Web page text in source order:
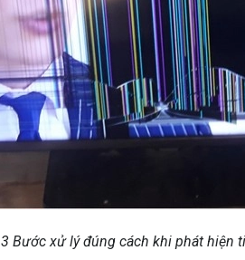
3 Bước xử lý đúng cách khi phát hiện